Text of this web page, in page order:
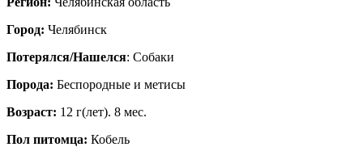
Город: Челябинск
Потерялся/Нашелся: Собаки
Порода: Бeспородные и метисы
Возраст: 12 г(лет). 8 мес.
Пол питомца: Кобель